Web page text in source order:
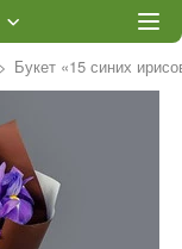
Букет «15 синих